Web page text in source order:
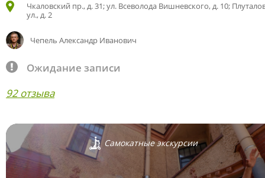
Чкаловский пр., д. 31; ул. Всеволода Вишневского, д. 10;
ул., д. 2
Чепель Александр Иванович
Ожидание записи
92 отзыва
Самокатные экскурсии